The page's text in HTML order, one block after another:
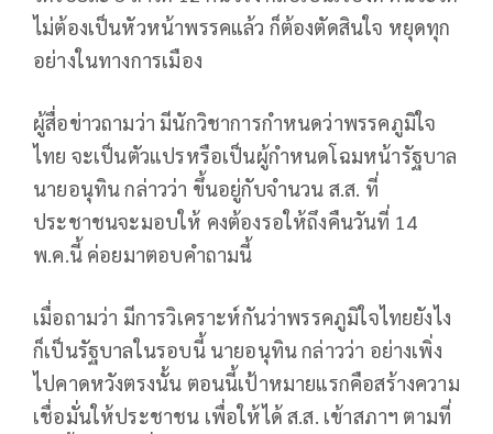
ไม่ต้องเป็นหัวหน้าพรรคแล้ว ก็ต้องตัดสินใจ หยุดทุก
อย่างในทางการเมือง
ผู้สื่อข่าวถามว่า มีนักวิชาการกำหนดว่าพรรคภูมิใจ
ไทย จะเป็นตัวแปรหรือเป็นผู้กำหนดโฉมหน้ารัฐบาล
นายอนุทิน กล่าวว่า ขึ้นอยู่กับจำนวน ส.ส. ที่
ประชาชนจะมอบให้ คงต้องรอให้ถึงคืนวันที่ 14
พ.ค.นี้ ค่อยมาตอบคำถามนี้
เมื่อถามว่า มีการวิเคราะห์กันว่าพรรคภูมิใจไทยยังไง
ก็เป็นรัฐบาลในรอบนี้ นายอนุทิน กล่าวว่า อย่างเพิ่ง
ไปคาดหวังตรงนั้น ตอนนี้เป้าหมายแรกคือสร้างความ
เชื่อมั่นให้ประชาชน เพื่อให้ได้ ส.ส. เข้าสภาฯ ตามที่